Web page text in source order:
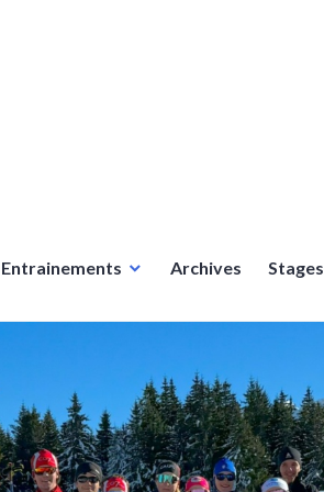
Entrainements Archives Stages